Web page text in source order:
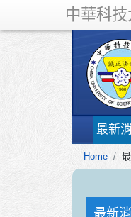
中華科
最新
Home
最新